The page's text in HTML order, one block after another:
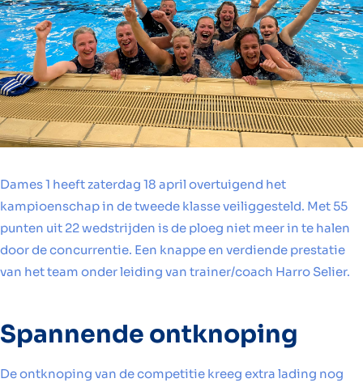
Dames 1 heeft zaterdag 18 april overtuigend het
kampioenschap in de tweede klasse veiliggesteld. Met 55
punten uit 22 wedstrijden is de ploeg niet meer in te halen
door de concurrentie. Een knappe en verdiende prestatie
van het team onder leiding van trainer/coach Harro Selier.
Spannende ontknoping
De ontknoping van de competitie kreeg extra lading nog